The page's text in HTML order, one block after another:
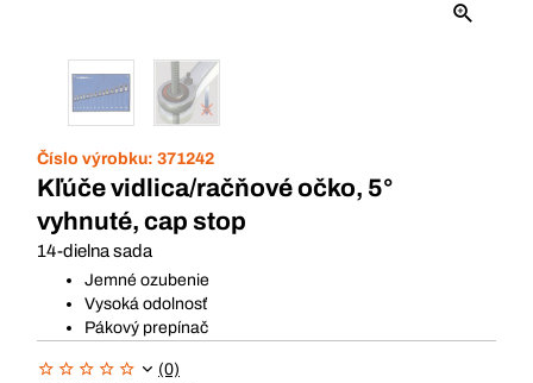
Číslo výrobku: 371242
Kľúče vidlica/račňové očko, 5°
vyhnuté, cap stop
14-dielna sada
Jemné ozubenie
Vysoká odolnosť
Pákový prepínač
(0)